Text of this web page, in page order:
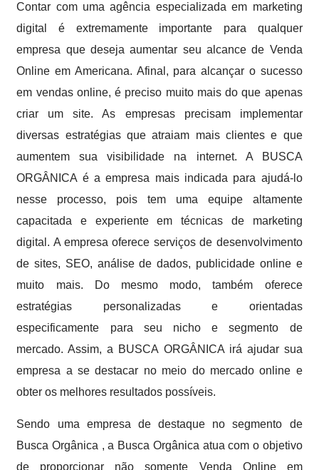
Contar com uma agência especializada em marketing
digital é extremamente importante para qualquer
empresa que deseja aumentar seu alcance de Venda
Online em Americana. Afinal, para alcançar o sucesso
em vendas online, é preciso muito mais do que apenas
criar um site. As empresas precisam implementar
diversas estratégias que atraiam mais clientes e que
aumentem sua visibilidade na internet. A BUSCA
ORGÂNICA é a empresa mais indicada para ajudá-lo
nesse processo, pois tem uma equipe altamente
capacitada e experiente em técnicas de marketing
digital. A empresa oferece serviços de desenvolvimento
de sites, SEO, análise de dados, publicidade online e
muito mais. Do mesmo modo, também oferece
estratégias personalizadas e orientadas
especificamente para seu nicho e segmento de
mercado. Assim, a BUSCA ORGÂNICA irá ajudar sua
empresa a se destacar no meio do mercado online e
obter os melhores resultados possíveis.
Sendo uma empresa de destaque no segmento de
Busca Orgânica , a Busca Orgânica atua com o objetivo
de proporcionar não somente Venda Online em